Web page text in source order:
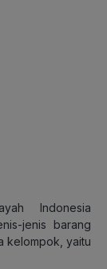
Indonesia
jenis barang
kelompok, yaitu